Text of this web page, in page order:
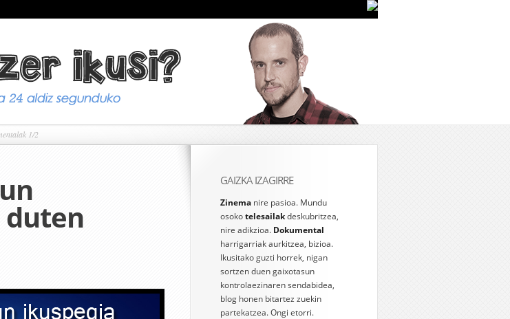
1/2
GAIZKA IZAGIRRE
Zinema nire pasioa. Mundu
osokotelesailakdeskubritzea,
nire adikzioa. Dokumental
harrigarriak aurkitzea, bizioa.
Ikusitako guzti horrek, nigan
sortzen duen gaixotasun
kontrolaezinaren sendabidea,
blog honen bitartez zuekin
partekatzea. Ongi etorri.